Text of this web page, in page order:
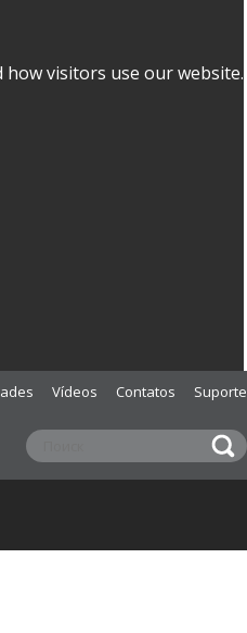
visitors use our website.
Vídeos Contatos Suporte